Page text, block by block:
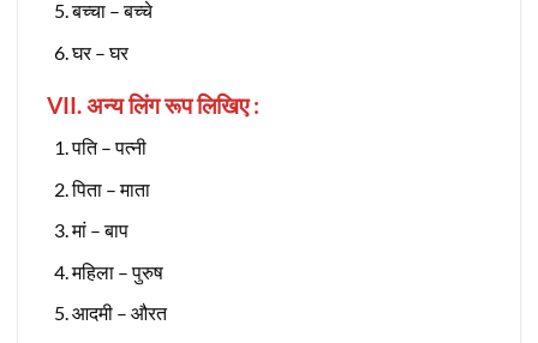
बच्चा – बच्चे
घर – घर
VII. अन्य लिंग रूप लिखिए :
पति – पत्नी
पिता – माता
मां – बाप
महिला – पुरुष
आदमी – औरत